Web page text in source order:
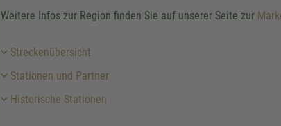
Weitere Infos zur Region finden Sie auf unserer Seite zur
Streckenübersicht
Stationen und Partner
Historische Stationen